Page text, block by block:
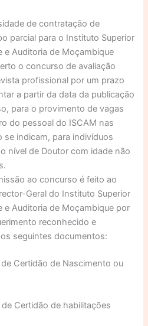
de contratação de
parcial para o Instituto Superior
e Auditoria de Moçambique
o concurso de avaliação
profissional por um prazo
a partir da data da publicação
para o provimento de vagas
do pessoal do ISCAM nas
se indicam, para indivíduos
nível de Doutor com idade não
ao concurso é feito ao
Geral do Instituto Superior
e Auditoria de Moçambique por
reconhecido e
seguintes documentos:
Certidão de Nascimento ou
Certidão de habilitações